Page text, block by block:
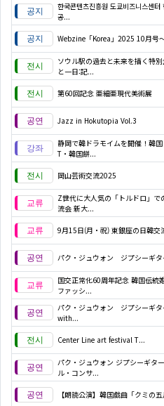
한국콘텐츠진흥원 도쿄비즈니스센터
공...
Webzine「Korea」2025 10月号
ソウル駅の過去と未来を描く特
と一日:記...
第60回記念 亜細亜現代美術展
Jazz in Hokutopia Vol.3
静岡で韓ドラモイムを開催！韓
T・韓国餅...
岡山芸術交流2025
Z世代に大人気の「トルドロ」で
流会 新大...
9月15日(月・祝) 東銀座の日韓交
パク・ジュウォン ジプシーギタ
国交正常化60周年記念 韓国伝統
ファッシ...
パク・ジュウォン ジプシーギタ
with...
Center Line art festival T...
パク・ジュウォン ジプシーギタ
ル・コンサ...
【朗読公演】韓国戯曲「クミの五